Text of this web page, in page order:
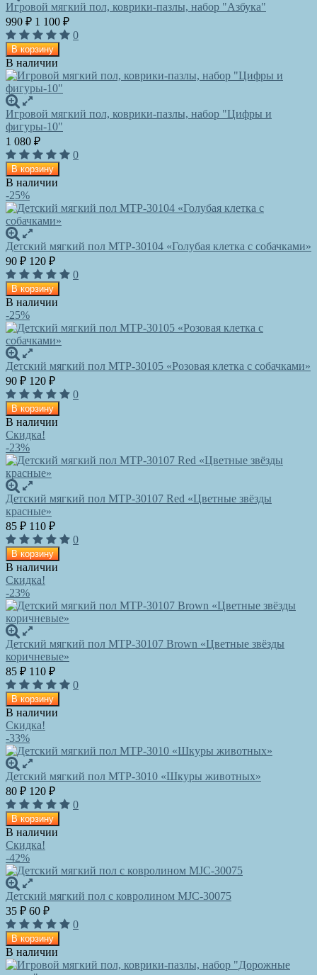
Игровой мягкий пол, коврики-пазлы, набор "Азбука"
990 ₽ 1 100 ₽
0
В корзину
В наличии
Игровой мягкий пол, коврики-пазлы, набор "Цифры и
фигуры-10"
1 080 ₽
0
В корзину
В наличии
-25%
Детский мягкий пол MTP-30104 «Голубая клетка с собачками»
90 ₽ 120 ₽
0
В корзину
В наличии
-25%
Детский мягкий пол MTP-30105 «Розовая клетка с собачками»
90 ₽ 120 ₽
0
В корзину
В наличии
Скидка!
-23%
Детский мягкий пол MTP-30107 Red «Цветные звёзды
красные»
85 ₽ 110 ₽
0
В корзину
В наличии
Скидка!
-23%
Детский мягкий пол MTP-30107 Brown «Цветные звёзды
коричневые»
85 ₽ 110 ₽
0
В корзину
В наличии
Скидка!
-33%
Детский мягкий пол MTP-3010 «Шкуры животных»
80 ₽ 120 ₽
0
В корзину
В наличии
Скидка!
-42%
Детский мягкий пол с ковролином MJC-30075
35 ₽ 60 ₽
0
В корзину
В наличии